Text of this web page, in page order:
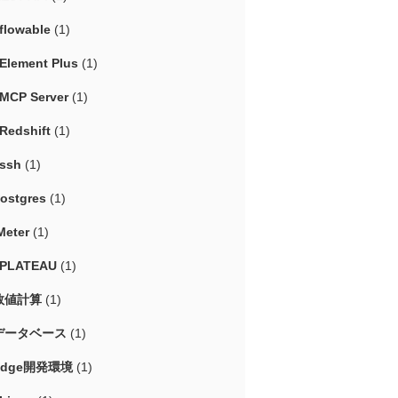
(1)
Plus (1)
Server(1)
(1)
(1)
(1)
(1)
(1)
値計算 (1)
ータベース (1)
開発環境 (1)